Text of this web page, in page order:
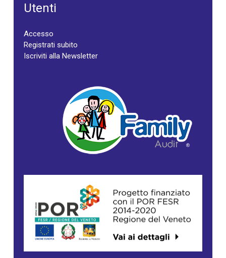
Utenti
Accesso
Registrati subito
Iscriviti alla Newsletter